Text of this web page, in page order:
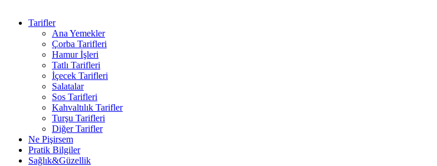
Tarifler
Ana Yemekler
Çorba Tarifleri
Hamur İşleri
Tatlı Tarifleri
İçecek Tarifleri
Salatalar
Sos Tarifleri
Kahvaltılık Tarifler
Turşu Tarifleri
Diğer Tarifler
Ne Pişirsem
Pratik Bilgiler
Sağlık&Güzellik